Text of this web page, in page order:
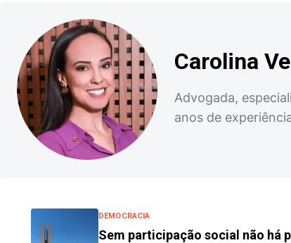
Carolina
Advogada,
anos de
DEMOCRACIA
Sem participação social não há